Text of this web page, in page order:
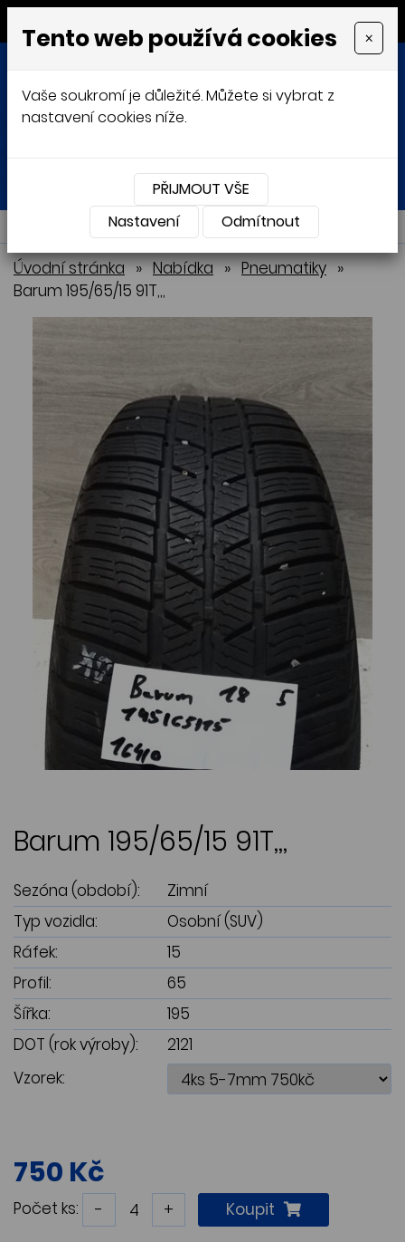
MENU
Přihlásit Košík
NABÍDKA
Úvodní stránka » Nabídka » Pneumatiky »
Barum 195/65/15 91T,,,
Barum 195/65/15 91T,,,
Sezóna (období):
Zimní
Typ vozidla:
Osobní (SUV)
Ráfek:
15
Profil:
65
Šířka:
195
DOT (rok výroby):
2121
Vzorek:
750 Kč
Počet ks: - + Koupit
Tento web používá cookies ×
Vaše soukromí je důležité. Můžete si vybrat z
nastavení cookies níže.
PŘIJMOUT VŠE
Nastavení
Odmítnout